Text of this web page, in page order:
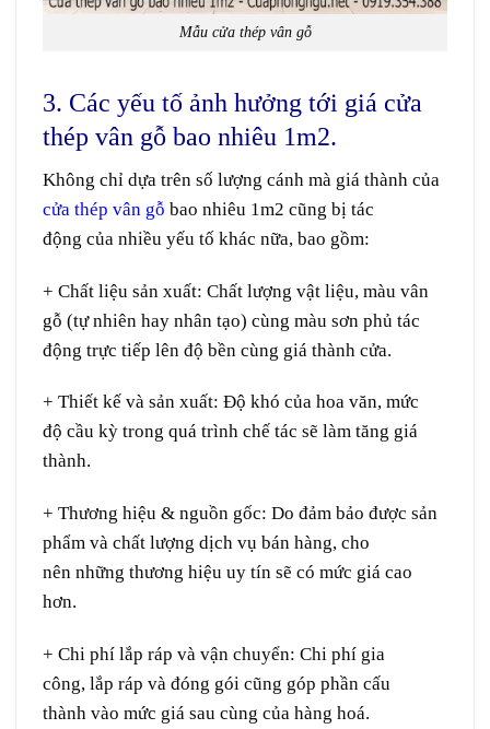
Mẫu cửa thép vân gỗ
3. Các yếu tố ảnh hưởng tới giá cửa
thép vân gỗ bao nhiêu 1m2.
Không chỉ dựa trên số lượng cánh mà giá thành của
cửa thép vân gỗ bao nhiêu 1m2 cũng bị tác
động của nhiều yếu tố khác nữa, bao gồm:
+ Chất liệu sản xuất: Chất lượng vật liệu, màu vân
gỗ (tự nhiên hay nhân tạo) cùng màu sơn phủ tác
động trực tiếp lên độ bền cùng giá thành cửa.
+ Thiết kế và sản xuất: Độ khó của hoa văn, mức
độ cầu kỳ trong quá trình chế tác sẽ làm tăng giá
thành.
+ Thương hiệu & nguồn gốc: Do đảm bảo được sản
phẩm và chất lượng dịch vụ bán hàng, cho
nên những thương hiệu uy tín sẽ có mức giá cao
hơn.
+ Chi phí lắp ráp và vận chuyển: Chi phí gia
công, lắp ráp và đóng gói cũng góp phần cấu
thành vào mức giá sau cùng của hàng hoá.